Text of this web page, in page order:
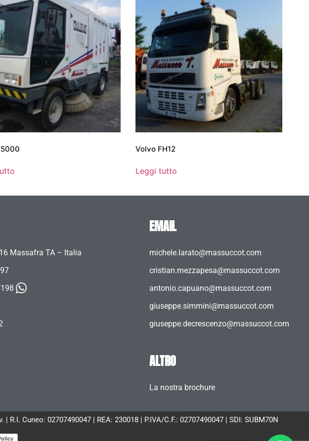
Volvo FH12
Leggi tutto
Massafra TA – Italia
EMAIL
michele.larato@massuccot.com
cristian.mezzapesa@massuccot.com
antonio.capuano@massuccot.com
giuseppe.simmini@massuccot.com
giuseppe.decrescenzo@massuccot.com
ALTRO
La nostra brochure
Cuneo: 02707490047 | REA: 230018 | P.IVA/C.F.: 02707490047 | SDI: SUBM70N